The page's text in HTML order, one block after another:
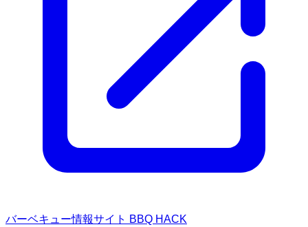
バーベキュー情報サイト BBQ HACK